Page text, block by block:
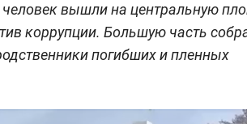
человек вышли на центральную
коррупции. Большую часть
погибших и пленных